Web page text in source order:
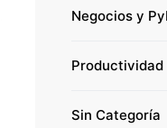
Negocios y
Productividad
Sin Categoría